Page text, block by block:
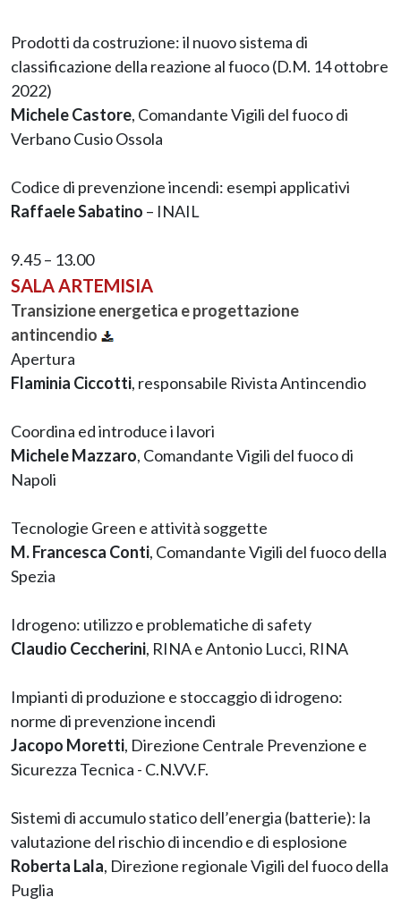
Prodotti da costruzione: il nuovo sistema di
classificazione della reazione al fuoco (D.M. 14 ottobre
2022)
Michele Castore, Comandante Vigili del fuoco di
Verbano Cusio Ossola
Codice di prevenzione incendi: esempi applicativi
Raffaele Sabatino – INAIL
9.45 – 13.00
SALA ARTEMISIA
Transizione energetica e progettazione
antincendio
Apertura
Flaminia Ciccotti, responsabile Rivista Antincendio
Coordina ed introduce i lavori
Michele Mazzaro, Comandante Vigili del fuoco di
Napoli
Tecnologie Green e attività soggette
M. Francesca Conti, Comandante Vigili del fuoco della
Spezia
Idrogeno: utilizzo e problematiche di safety
Claudio Ceccherini, RINA e Antonio Lucci, RINA
Impianti di produzione e stoccaggio di idrogeno:
norme di prevenzione incendi
Jacopo Moretti, Direzione Centrale Prevenzione e
Sicurezza Tecnica - C.N.VV.F.
Sistemi di accumulo statico dell’energia (batterie): la
valutazione del rischio di incendio e di esplosione
Roberta Lala, Direzione regionale Vigili del fuoco della
Puglia